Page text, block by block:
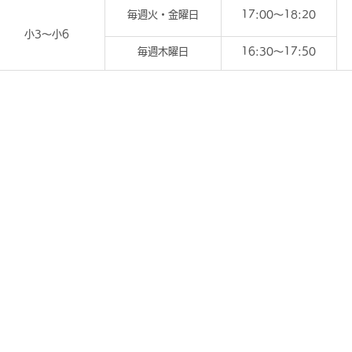
小3～小6
毎週火・金曜日 17:00～18:20
毎週木曜日 16:30～17:50